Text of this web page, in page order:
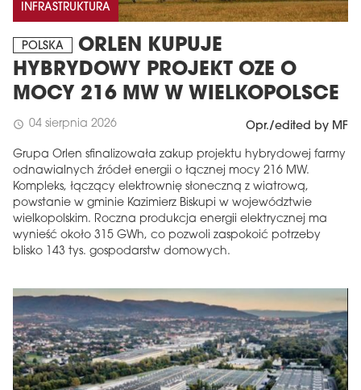
INFRASTRUKTURA
POLSKA
ORLEN KUPUJE
HYBRYDOWY PROJEKT OZE O
MOCY 216 MW W WIELKOPOLSCE
schedule 04 sierpnia 2026 Opr./edited by MF
Grupa Orlen sfinalizowała zakup projektu hybrydowej farmy
odnawialnych źródeł energii o łącznej mocy 216 MW.
Kompleks, łączący elektrownię słoneczną z wiatrową,
powstanie w gminie Kazimierz Biskupi w województwie
wielkopolskim. Roczna produkcja energii elektrycznej ma
wynieść około 315 GWh, co pozwoli zaspokoić potrzeby
blisko 143 tys. gospodarstw domowych.